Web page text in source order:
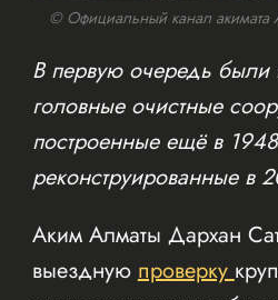
© Официальный канал акимата
В первую очередь
головные очистные
построенные ещё в
реконструированные в
Аким Алматы Дархан
выезднуюпроверку